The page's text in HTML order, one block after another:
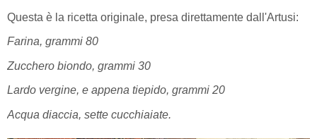
Questa è la ricetta originale, presa direttamente dall'Artusi:
Farina, grammi 80
Zucchero biondo, grammi 30
Lardo vergine, e appena tiepido, grammi 20
Acqua diaccia, sette cucchiaiate.